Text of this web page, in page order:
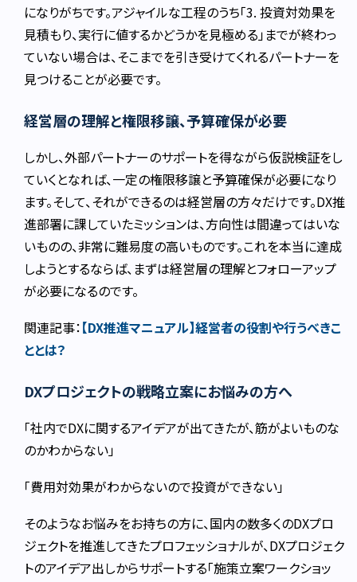
になりがちです。アジャイルな工程のうち「3. 投資対効果を
見積もり、実行に値するかどうかを見極める」までが終わっ
ていない場合は、そこまでを引き受けてくれるパートナーを
見つけることが必要です。
経営層の理解と権限移譲、予算確保が必要
しかし、外部パートナーのサポートを得ながら仮説検証をし
ていくとなれば、一定の権限移譲と予算確保が必要になり
ます。そして、それができるのは経営層の方々だけです。DX推
進部署に課していたミッションは、方向性は間違ってはいな
いものの、非常に難易度の高いものです。これを本当に達成
しようとするならば、まずは経営層の理解とフォローアップ
が必要になるのです。
関連記事：【DX推進マニュアル】経営者の役割や行うべきこ
ととは？
DXプロジェクトの戦略立案にお悩みの方へ
「社内でDXに関するアイデアが出てきたが、筋がよいものな
のかわからない」
「費用対効果がわからないので投資ができない」
そのようなお悩みをお持ちの方に、国内の数多くのDXプロ
ジェクトを推進してきたプロフェッショナルが、DXプロジェク
トのアイデア出しからサポートする「施策立案ワークショッ